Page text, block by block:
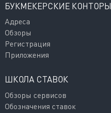
БУКМЕКЕРСКИЕ КОНТОРЫ
Адреса
Обзоры
Регистрация
Приложения
ШКОЛА СТАВОК
Обзоры сервисов
Обозначения ставок